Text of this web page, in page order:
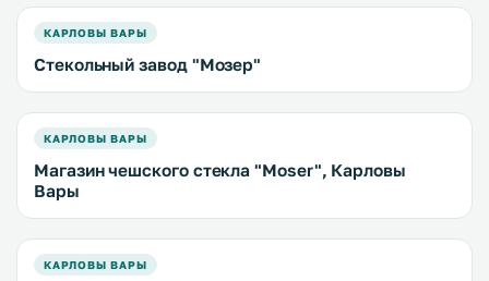
КАРЛОВЫ ВАРЫ
Стекольный завод "Мозер"
КАРЛОВЫ ВАРЫ
Магазин чешского стекла "Moser", Карловы
Вары
КАРЛОВЫ ВАРЫ